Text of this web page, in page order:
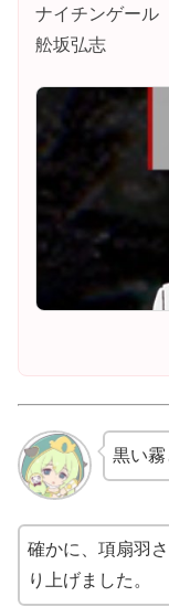
ナイチンゲール
舩坂弘志
黒い霧
確かに、項扇羽
り上げました。